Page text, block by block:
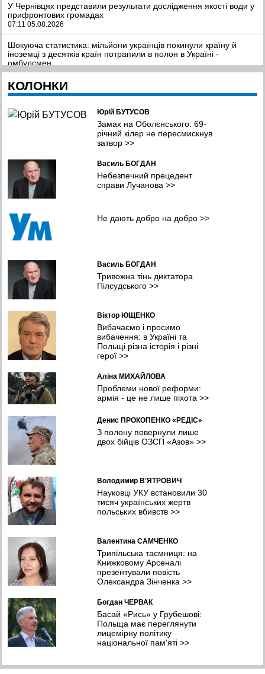
У Чернівцях представили результати дослідження якості води у
прифронтових громадах
07:11 05.08.2026
Шокуюча статистика: мільйони українців покинули країну й
іноземці з десятків країн потрапили в полон в Україні -
омбудсмен
23:16 04.08.2026
Китайський Маск. Копія американського мільярдера смажить
20:26 04.08.2026
У липні Сили оборони уразили рекордну кількість російських
НПЗ, танкерів та трубопровідної інфраструктури
Місіс Земля Інтернешенл-2026 стала красуня з Рівного
17:14 04.08.2026
Висновки для майбутнього: єврокубкову кваліфікацію
16:19 04.08.2026
Уражено пункт ФСБ,автомобільний та залізничний мости, та
15:55 04.08.2026
КОЛОНКИ
Юрій БУТУСОВ
Замах на Оболєнського: 69-
річний кілер не пересмискнув
затвор>>
Василь БОГДАН
Небезпечний прецедент
справи Лучанова >>
Не дають добро на добро>>
Василь БОГДАН
Тривожна тінь диктатора
Пілсудського>>
Віктор ЮЩЕНКО
Вибачаємо і просимо
вибачення: в Україні та
Польщі різна історія і різні
герої>>
Аліна МИХАЙЛОВА
Проблеми нової реформи:
армія - це не лише піхота >>
Денис ПРОКОПЕНКО «РЕДІС»
З полону повернули лише
двох бійців ОЗСП «Азов»>>
Володимир В'ЯТРОВИЧ
Науковці УКУ встановили 30
тисяч українських жертв
польських вбивств>>
Валентина САМЧЕНКО
Трипільська таємниця: на
Книжковому Арсеналі
презентували повість
Олександра Зінченка >>
Богдан ЧЕРВАК
Басай «Рись» у Грубешові:
Польща має переглянути
лицемірну політику
національної пам'яті>>